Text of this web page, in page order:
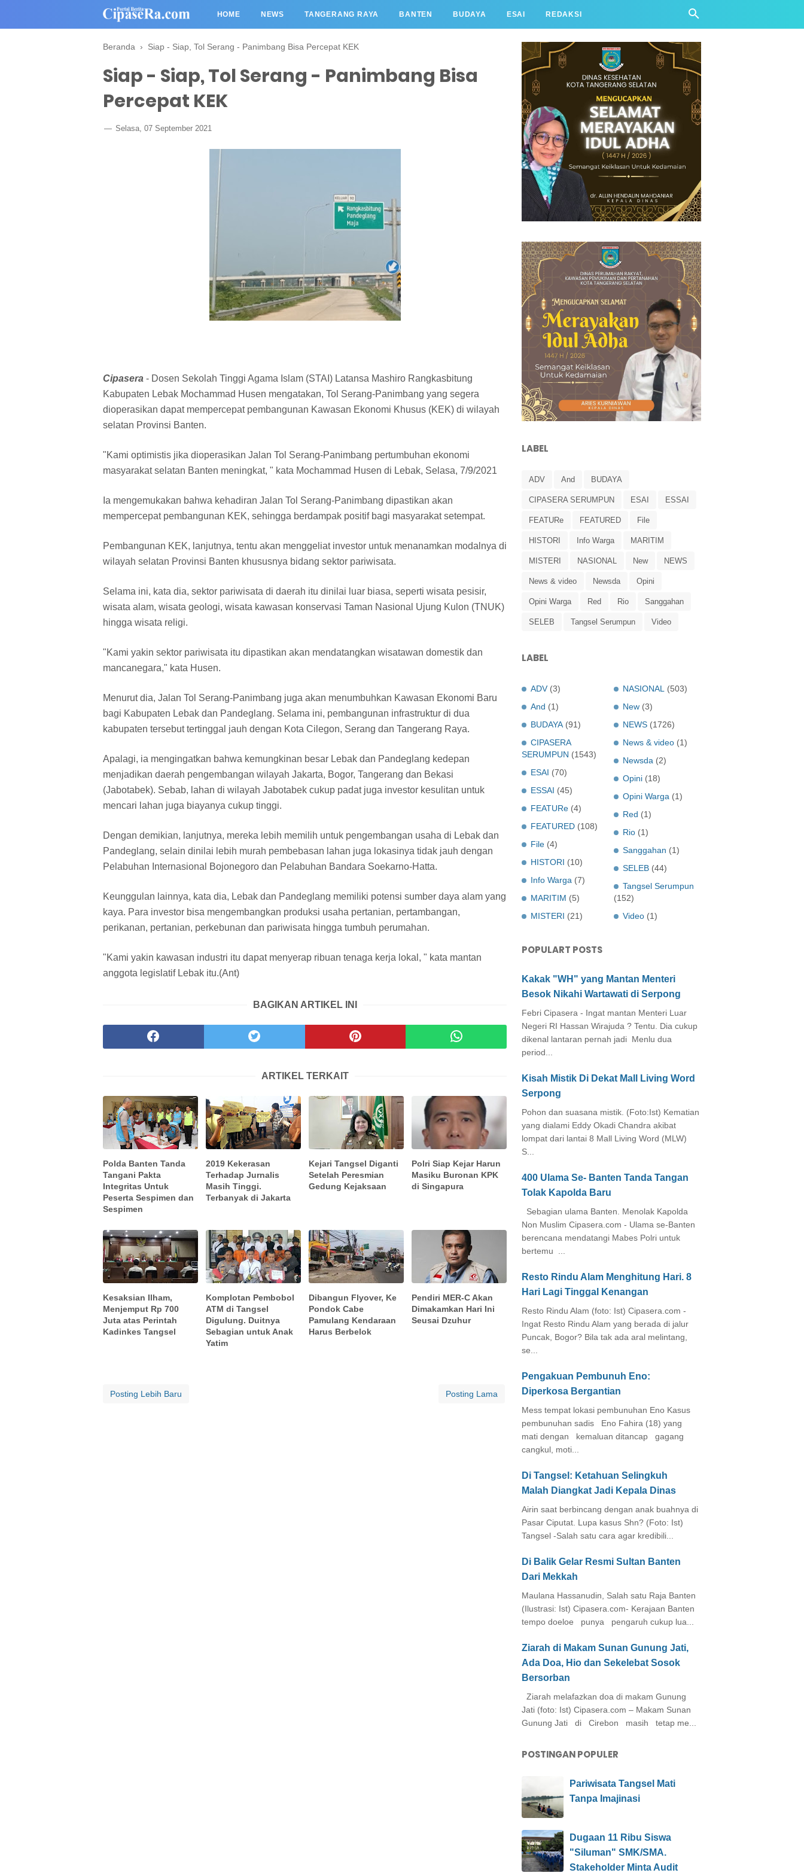
HOME NEWS TANGERANG RAYA BANTEN BUDAYA ESAI REDAKSI
Beranda › Siap - Siap, Tol Serang - Panimbang Bisa Percepat KEK
Siap - Siap, Tol Serang - Panimbang Bisa
Percepat KEK
Selasa, 07 September 2021
Cipasera - Dosen Sekolah Tinggi Agama Islam (STAI) Latansa Mashiro Rangkasbitung
Kabupaten Lebak Mochammad Husen mengatakan, Tol Serang-Panimbang yang segera
dioperasikan dapat mempercepat pembangunan Kawasan Ekonomi Khusus (KEK) di wilayah
selatan Provinsi Banten.
"Kami optimistis jika dioperasikan Jalan Tol Serang-Panimbang pertumbuhan ekonomi
masyarakat selatan Banten meningkat, " kata Mochammad Husen di Lebak, Selasa, 7/9/2021
Ia mengemukakan bahwa kehadiran Jalan Tol Serang-Panimbang dipastikan akan
mempercepat pembangunan KEK, sehingga berdampak positif bagi masyarakat setempat.
Pembangunan KEK, lanjutnya, tentu akan menggeliat investor untuk menanamkan modalnya di
wilayah selatan Provinsi Banten khususnya bidang sektor pariwisata.
Selama ini, kata dia, sektor pariwisata di daerah itu dinilai luar biasa, seperti wisata pesisir,
wisata alam, wisata geologi, wisata kawasan konservasi Taman Nasional Ujung Kulon (TNUK)
hingga wisata religi.
"Kami yakin sektor pariwisata itu dipastikan akan mendatangkan wisatawan domestik dan
mancanegara," kata Husen.
Menurut dia, Jalan Tol Serang-Panimbang juga akan menumbuhkan Kawasan Ekonomi Baru
bagi Kabupaten Lebak dan Pandeglang. Selama ini, pembangunan infrastruktur di dua
kabupaten tersebut tertinggal jauh dengan Kota Cilegon, Serang dan Tangerang Raya.
Apalagi, ia mengingatkan bahwa kemungkinan besar Lebak dan Pandeglang kedepan
menjadikan daerah pengembangan wilayah Jakarta, Bogor, Tangerang dan Bekasi
(Jabotabek). Sebab, lahan di wilayah Jabotabek cukup padat juga investor kesulitan untuk
mencari lahan juga biayanya cukup tinggi.
Dengan demikian, lanjutnya, mereka lebih memilih untuk pengembangan usaha di Lebak dan
Pandeglang, selain dinilai lebih murah pembebasan lahan juga lokasinya tidak jauh dengan
Pelabuhan Internasional Bojonegoro dan Pelabuhan Bandara Soekarno-Hatta.
Keunggulan lainnya, kata dia, Lebak dan Pandeglang memiliki potensi sumber daya alam yang
kaya. Para investor bisa mengembangkan produksi usaha pertanian, pertambangan,
perikanan, pertanian, perkebunan dan pariwisata hingga tumbuh perumahan.
"Kami yakin kawasan industri itu dapat menyerap ribuan tenaga kerja lokal, " kata mantan
anggota legislatif Lebak itu.(Ant)
BAGIKAN ARTIKEL INI
ARTIKEL TERKAIT
Polda Banten Tanda
Tangani Pakta
Integritas Untuk
Peserta Sespimen dan
Sespimen
2019 Kekerasan
Terhadap Jurnalis
Masih Tinggi.
Terbanyak di Jakarta
Kejari Tangsel Diganti
Setelah Peresmian
Gedung Kejaksaan
Polri Siap Kejar Harun
Masiku Buronan KPK
di Singapura
Kesaksian Ilham,
Menjemput Rp 700
Juta atas Perintah
Kadinkes Tangsel
Komplotan Pembobol
ATM di Tangsel
Digulung. Duitnya
Sebagian untuk Anak
Yatim
Dibangun Flyover, Ke
Pondok Cabe
Pamulang Kendaraan
Harus Berbelok
Pendiri MER-C Akan
Dimakamkan Hari Ini
Seusai Dzuhur
Posting Lebih Baru Posting Lama
LABEL
ADV And BUDAYA
CIPASERA SERUMPUN ESAI ESSAI
FEATURe FEATURED File
HISTORI Info Warga MARITIM
MISTERI NASIONAL New NEWS
News & video Newsda Opini
Opini Warga Red Rio Sanggahan
SELEB Tangsel Serumpun Video
LABEL
ADV (3)
And (1)
BUDAYA (91)
CIPASERA
SERUMPUN (1543)
ESAI (70)
ESSAI (45)
FEATURe (4)
FEATURED (108)
File (4)
HISTORI (10)
Info Warga (7)
MARITIM (5)
MISTERI (21)
NASIONAL
(503)
New (3)
NEWS (1726)
News & video (1)
Newsda (2)
Opini (18)
Opini Warga (1)
Red (1)
Rio (1)
Sanggahan (1)
SELEB (44)
Tangsel Serumpun
(152)
Video (1)
POPULART POSTS
Kakak "WH" yang Mantan Menteri
Besok Nikahi Wartawati di Serpong
Febri Cipasera - Ingat mantan Menteri Luar
Negeri RI Hassan Wirajuda ? Tentu. Dia cukup
dikenal lantaran pernah jadi Menlu dua
period...
Kisah Mistik Di Dekat Mall Living Word
Serpong
Pohon dan suasana mistik. (Foto:Ist) Kematian
yang dialami Eddy Okadi Chandra akibat
lompat dari lantai 8 Mall Living Word (MLW)
S...
400 Ulama Se- Banten Tanda Tangan
Tolak Kapolda Baru
Sebagian ulama Banten. Menolak Kapolda
Non Muslim Cipasera.com - Ulama se-Banten
berencana mendatangi Mabes Polri untuk
bertemu ...
Resto Rindu Alam Menghitung Hari. 8
Hari Lagi Tinggal Kenangan
Resto Rindu Alam (foto: Ist) Cipasera.com -
Ingat Resto Rindu Alam yang berada di jalur
Puncak, Bogor? Bila tak ada aral melintang,
se...
Pengakuan Pembunuh Eno:
Diperkosa Bergantian
Mess tempat lokasi pembunuhan Eno Kasus
pembunuhan sadis Eno Fahira (18) yang
mati dengan kemaluan ditancap gagang
cangkul, moti...
Di Tangsel: Ketahuan Selingkuh
Malah Diangkat Jadi Kepala Dinas
Airin saat berbincang dengan anak buahnya di
Pasar Ciputat. Lupa kasus Shn? (Foto: Ist)
Tangsel -Salah satu cara agar kredibili...
Di Balik Gelar Resmi Sultan Banten
Dari Mekkah
Maulana Hassanudin, Salah satu Raja Banten
(Ilustrasi: Ist) Cipasera.com- Kerajaan Banten
tempo doeloe punya pengaruh cukup lua...
Ziarah di Makam Sunan Gunung Jati,
Ada Doa, Hio dan Sekelebat Sosok
Bersorban
Ziarah melafazkan doa di makam Gunung
Jati (foto: Ist) Cipasera.com – Makam Sunan
Gunung Jati di Cirebon masih tetap me...
POSTINGAN POPULER
Pariwisata Tangsel Mati
Tanpa Imajinasi
Dugaan 11 Ribu Siswa
"Siluman" SMK/SMA.
Stakeholder Minta Audit